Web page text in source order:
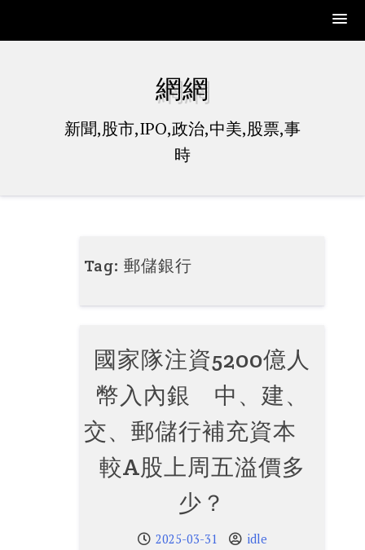
網網
新聞,股市,IPO,政治,中美,股票,事
時
Tag:郵儲銀行
國家隊注資5200億人
幣入內銀 中、建、
交、郵儲行補充資本
較A股上周五溢價多
少？
2025-03-31 idle